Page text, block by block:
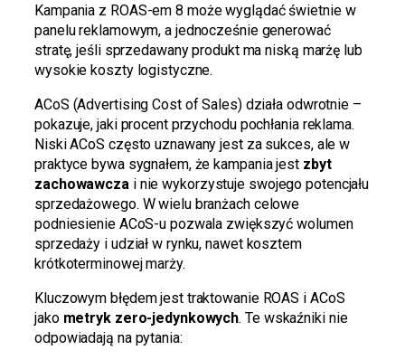
Kampania z ROAS-em 8 może wyglądać świetnie w
panelu reklamowym, a jednocześnie generować
stratę, jeśli sprzedawany produkt ma niską marżę lub
wysokie koszty logistyczne.
ACoS (Advertising Cost of Sales) działa odwrotnie –
pokazuje, jaki procent przychodu pochłania reklama.
Niski ACoS często uznawany jest za sukces, ale w
praktyce bywa sygnałem, że kampania jest zbyt
zachowawczai nie wykorzystuje swojego potencjału
sprzedażowego. W wielu branżach celowe
podniesienie ACoS-u pozwala zwiększyć wolumen
sprzedaży i udział w rynku, nawet kosztem
krótkoterminowej marży.
Kluczowym błędem jest traktowanie ROAS i ACoS
jako metryk zero-jedynkowych. Te wskaźniki nie
odpowiadają na pytania: